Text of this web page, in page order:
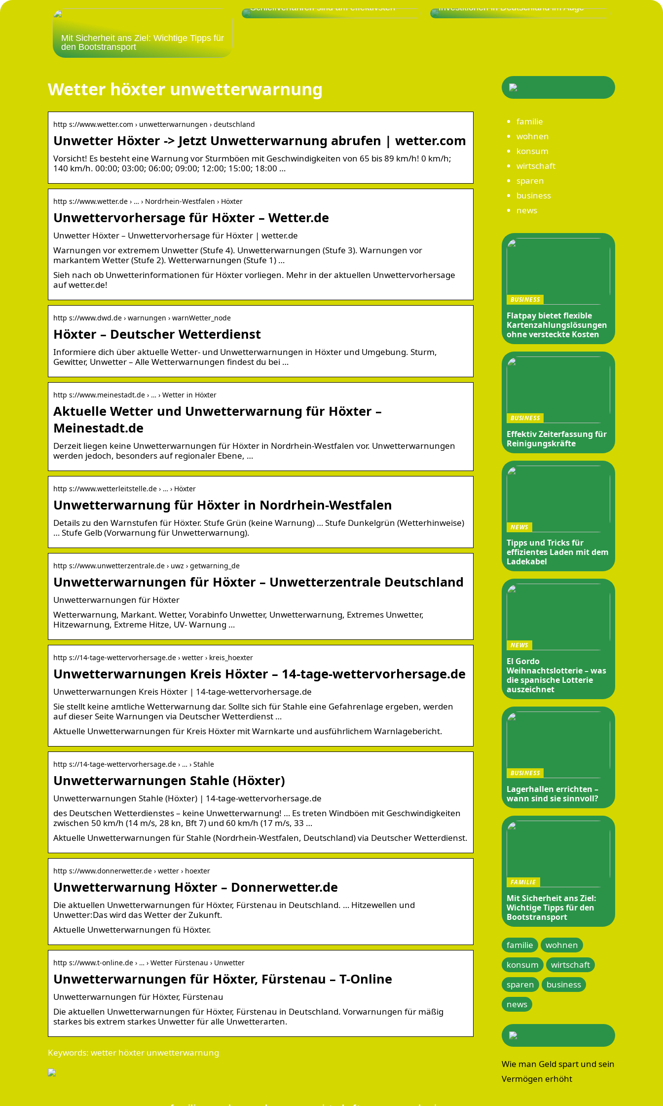
Mit Sicherheit ans Ziel: Wichtige Tipps für
den Bootstransport
Schleifverfahren sind am effektivsten
Investitionen in Deutschland im Auge
Wetter höxter unwetterwarnung
http s://www.wetter.com › unwetterwarnungen › deutschland
Unwetter Höxter -> Jetzt Unwetterwarnung abrufen | wetter.com
Vorsicht! Es besteht eine Warnung vor Sturmböen mit Geschwindigkeiten von 65 bis 89 km/h! 0 km/h;
140 km/h. 00:00; 03:00; 06:00; 09:00; 12:00; 15:00; 18:00 …
http s://www.wetter.de › … › Nordrhein-Westfalen › Höxter
Unwettervorhersage für Höxter – Wetter.de
Unwetter Höxter – Unwettervorhersage für Höxter | wetter.de
Warnungen vor extremem Unwetter (Stufe 4). Unwetterwarnungen (Stufe 3). Warnungen vor
markantem Wetter (Stufe 2). Wetterwarnungen (Stufe 1) …
Sieh nach ob Unwetterinformationen für Höxter vorliegen. Mehr in der aktuellen Unwettervorhersage
auf wetter.de!
http s://www.dwd.de › warnungen › warnWetter_node
Höxter – Deutscher Wetterdienst
Informiere dich über aktuelle Wetter- und Unwetterwarnungen in Höxter und Umgebung. Sturm,
Gewitter, Unwetter – Alle Wetterwarnungen findest du bei …
http s://www.meinestadt.de › … › Wetter in Höxter
Aktuelle Wetter und Unwetterwarnung für Höxter –
Meinestadt.de
Derzeit liegen keine Unwetterwarnungen für Höxter in Nordrhein-Westfalen vor. Unwetterwarnungen
werden jedoch, besonders auf regionaler Ebene, …
http s://www.wetterleitstelle.de › … › Höxter
Unwetterwarnung für Höxter in Nordrhein-Westfalen
Details zu den Warnstufen für Höxter. Stufe Grün (keine Warnung) … Stufe Dunkelgrün (Wetterhinweise)
… Stufe Gelb (Vorwarnung für Unwetterwarnung).
http s://www.unwetterzentrale.de › uwz › getwarning_de
Unwetterwarnungen für Höxter – Unwetterzentrale Deutschland
Unwetterwarnungen für Höxter
Wetterwarnung, Markant. Wetter, Vorabinfo Unwetter, Unwetterwarnung, Extremes Unwetter,
Hitzewarnung, Extreme Hitze, UV- Warnung …
http s://14-tage-wettervorhersage.de › wetter › kreis_hoexter
Unwetterwarnungen Kreis Höxter – 14-tage-wettervorhersage.de
Unwetterwarnungen Kreis Höxter | 14-tage-wettervorhersage.de
Sie stellt keine amtliche Wetterwarnung dar. Sollte sich für Stahle eine Gefahrenlage ergeben, werden
auf dieser Seite Warnungen via Deutscher Wetterdienst …
Aktuelle Unwetterwarnungen für Kreis Höxter mit Warnkarte und ausführlichem Warnlagebericht.
http s://14-tage-wettervorhersage.de › … › Stahle
Unwetterwarnungen Stahle (Höxter)
Unwetterwarnungen Stahle (Höxter) | 14-tage-wettervorhersage.de
des Deutschen Wetterdienstes – keine Unwetterwarnung! … Es treten Windböen mit Geschwindigkeiten
zwischen 50 km/h (14 m/s, 28 kn, Bft 7) und 60 km/h (17 m/s, 33 …
Aktuelle Unwetterwarnungen für Stahle (Nordrhein-Westfalen, Deutschland) via Deutscher Wetterdienst.
http s://www.donnerwetter.de › wetter › hoexter
Unwetterwarnung Höxter – Donnerwetter.de
Die aktuellen Unwetterwarnungen für Höxter, Fürstenau in Deutschland. … Hitzewellen und
Unwetter:Das wird das Wetter der Zukunft.
Aktuelle Unwetterwarnungen fü Höxter.
http s://www.t-online.de › … › Wetter Fürstenau › Unwetter
Unwetterwarnungen für Höxter, Fürstenau – T-Online
Unwetterwarnungen für Höxter, Fürstenau
Die aktuellen Unwetterwarnungen für Höxter, Fürstenau in Deutschland. Vorwarnungen für mäßig
starkes bis extrem starkes Unwetter für alle Unwetterarten.
Keywords: wetter höxter unwetterwarnung
familie
wohnen
konsum
wirtschaft
sparen
business
news
BUSINESS
Flatpay bietet flexible
Kartenzahlungslösungen
ohne versteckte Kosten
BUSINESS
Effektiv Zeiterfassung für
Reinigungskräfte
NEWS
Tipps und Tricks für
effizientes Laden mit dem
Ladekabel
NEWS
El Gordo
Weihnachtslotterie – was
die spanische Lotterie
auszeichnet
BUSINESS
Lagerhallen errichten –
wann sind sie sinnvoll?
FAMILIE
Mit Sicherheit ans Ziel:
Wichtige Tipps für den
Bootstransport
familie
wohnen
konsum
wirtschaft
sparen
business
news
Wie man Geld spart und sein
Vermögen erhöht